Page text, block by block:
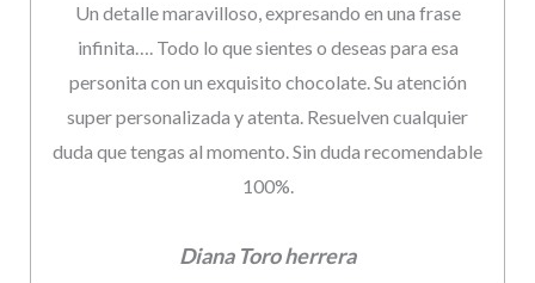
Un detalle maravilloso, expresando en una frase
infinita…. Todo lo que sientes o deseas para esa
personita con un exquisito chocolate. Su atención
super personalizada y atenta. Resuelven cualquier
duda que tengas al momento. Sin duda recomendable
100%.
Diana Toro herrera